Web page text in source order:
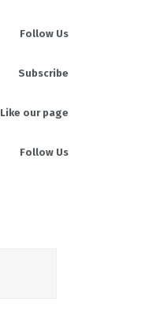
Follow Us
Subscribe
Like our page
Follow Us